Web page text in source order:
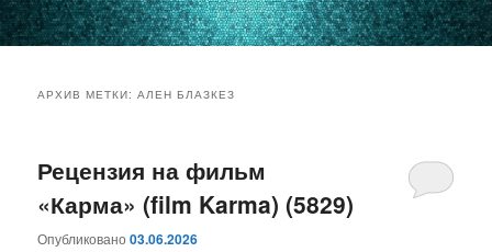
основному
содержимому
дополнительному
содержимому
АРХИВ МЕТКИ:АЛЕН БЛАЗКЕЗ
Рецензия на фильм
«Карма» (film Karma) (5829)
Опубликовано03.06.2026